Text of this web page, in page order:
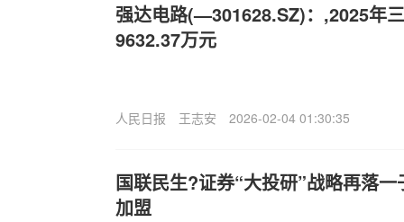
强达电路(—301628.SZ)：,2025年
9632.37万元
人民日报 王志安 2026-02-04 01:30:35
国联民生?证券“大投研”战略再落
加盟